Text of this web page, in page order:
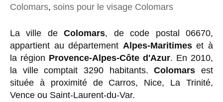
Colomars, soins pour le visage Colomars
La ville deColomars, de code postal 06670,
appartient au département Alpes-Maritimeset à
la région Provence-Alpes-Côte d'Azur. En 2010,
la ville comptait 3290 habitants.Colomars est
située à proximité de Carros, Nice, La Trinité,
Vence ou Saint-Laurent-du-Var.